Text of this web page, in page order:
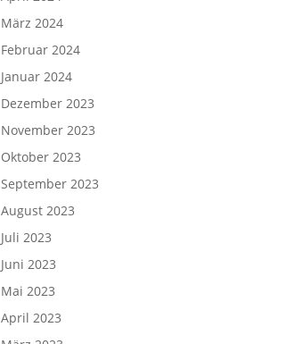
März 2024
Februar 2024
Januar 2024
Dezember 2023
November 2023
Oktober 2023
September 2023
August 2023
Juli 2023
Juni 2023
Mai 2023
April 2023